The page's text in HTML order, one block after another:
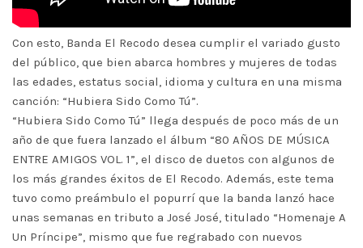
Con esto, Banda El Recodo desea cumplir el variado gusto
del público, que bien abarca hombres y mujeres de todas
las edades, estatus social, idioma y cultura en una misma
canción: “Hubiera Sido Como Tú”.
“Hubiera Sido Como Tú” llega después de poco más de un
año de que fuera lanzado el álbum “80 AÑOS DE MÚSICA
ENTRE AMIGOS VOL. 1”, el disco de duetos con algunos de
los más grandes éxitos de El Recodo. Además, este tema
tuvo como preámbulo el popurrí que la banda lanzó hace
unas semanas en tributo a José José, titulado “Homenaje A
Un Príncipe”, mismo que fue regrabado con nuevos